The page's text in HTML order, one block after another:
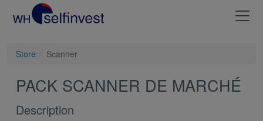
Store Scanner
PACK SCANNER DE MARCHÉ
Description